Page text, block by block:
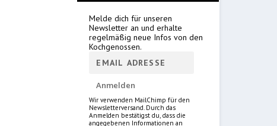
Melde dich für unseren
Newsletter an und erhalte
regelmäßig neue Infos von den
Kochgenossen.
Wir verwenden MailChimp für den
Newsletterversand. Durch das
Anmelden bestätigst du, dass die
angegebenen Informationen an